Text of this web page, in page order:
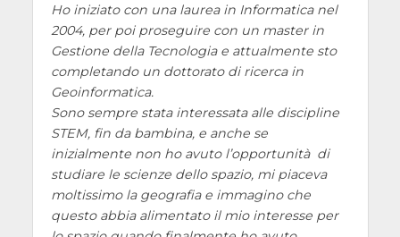
Ho iniziato con una laurea in Informatica nel
2004, per poi proseguire con un master in
Gestione della Tecnologia e attualmente sto
completando un dottorato di ricerca in
Geoinformatica.
Sono sempre stata interessata alle discipline
STEM, fin da bambina, e anche se
inizialmente non ho avuto l’opportunità di
studiare le scienze dello spazio, mi piaceva
moltissimo la geografia e immagino che
questo abbia alimentato il mio interesse per